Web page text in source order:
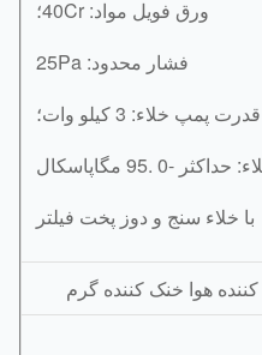
ورق فویل مواد: 40Cr؛
فشار محدود: 25Pa
خلاء: 3 کیلو وات؛
مگاپاسکال
سنج و دوز پخت فیلتر
خنک کننده گرم